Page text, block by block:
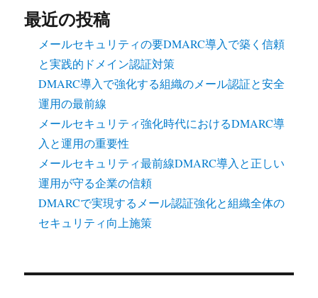
最近の投稿
メールセキュリティの要DMARC導入で築く信頼
と実践的ドメイン認証対策
DMARC導入で強化する組織のメール認証と安全
運用の最前線
メールセキュリティ強化時代におけるDMARC導
入と運用の重要性
メールセキュリティ最前線DMARC導入と正しい
運用が守る企業の信頼
DMARCで実現するメール認証強化と組織全体の
セキュリティ向上施策